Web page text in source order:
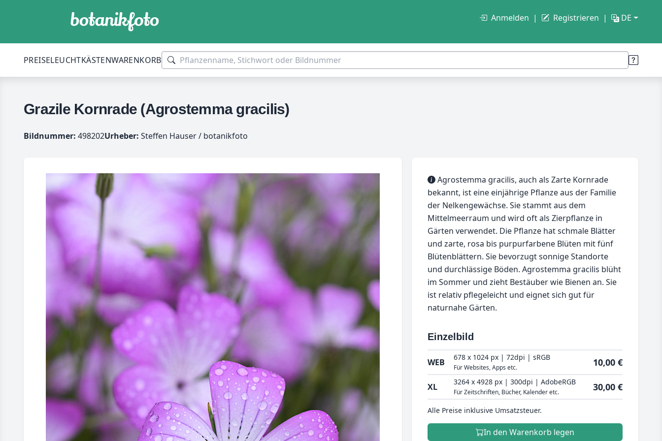
Anmelden Registrieren DE
PREISELEUCHTKÄSTENWARENKORB
Grazile Kornrade (Agrostemma gracilis)
Bildnummer: 498202Urheber: Steffen Hauser / botanikfoto
Agrostemma gracilis, auch als Zarte Kornrade
bekannt, ist eine einjährige Pflanze aus der Familie
der Nelkengewächse. Sie stammt aus dem
Mittelmeerraum und wird oft als Zierpflanze in
Gärten verwendet. Die Pflanze hat schmale Blätter
und zarte, rosa bis purpurfarbene Blüten mit fünf
Blütenblättern. Sie bevorzugt sonnige Standorte
und durchlässige Böden. Agrostemma gracilis blüht
im Sommer und zieht Bestäuber wie Bienen an. Sie
ist relativ pflegeleicht und eignet sich gut für
naturnahe Gärten.
Einzelbild
WEB 678 x 1024 px | 72dpi | sRGB
Für Websites, Apps etc. 10,00 €
XL 3264 x 4928 px | 300dpi | AdobeRGB
Für Zeitschriften, Bücher, Kalender etc. 30,00 €
Alle Preise inklusive Umsatzsteuer.
In den Warenkorb legen